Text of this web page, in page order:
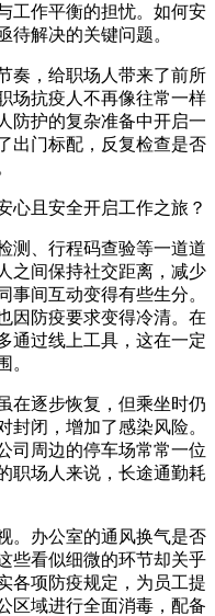
工作平衡的担忧。如何安
待解决的关键问题。
奏，给职场人带来了前所
场抗疫人不再像往常一样
防护的复杂准备中开启一
出门标配，反复检查是否
测、行程码查验等一道道
之间保持社交距离，减少
事间互动变得有些生分。
因防疫要求变得冷清。在
通过线上工具，这在一定
。
在逐步恢复，但乘坐时仍
封闭，增加了感染风险。
司周边的停车场常常一位
职场人来说，长途通勤耗
。办公室的通风换气是否
些看似细微的环节却关乎
各项防疫规定，为员工提
区域进行全面消毒，配备